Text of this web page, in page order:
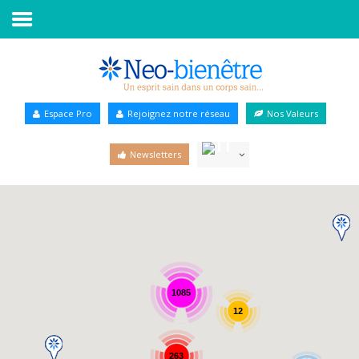
Annuaire Bien-être
Espace Pro Rejoignez notre réseau Nos Valeurs
Newsletters
1085
263
12